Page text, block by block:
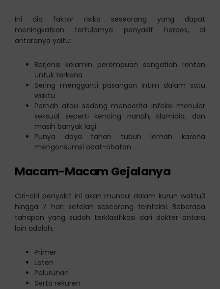
Ini dia faktor risiko seseorang yang dapat
meningkatkan tertularnya penyakit herpes, di
antaranya yaitu:
Berjenis kelamin perempuan sangatlah rentan
untuk terkena
Sering mengganti pasangan intim dalam satu
waktu
Pernah atau sedang menderita infeksi menular
seksual seperti kencing nanah, klamidia, dan
masih banyak lagi
Punya daya tahan tubuh lemah karena
mengonsumsi obat-obatan
Macam-Macam Gejalanya
Ciri-ciri penyakit ini akan muncul dalam kurun waktu3
hingga 7 hari setelah seseorang teinfeksi. Beberapa
tahapan yang sudah terklasifikasi dari dokter antara
lain adalah:
Primer
Laten
Peluruhan
Serta rekuren